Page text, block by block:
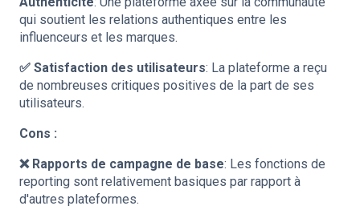
qui soutient les relations authentiques entre les
influenceurs et les marques.
✅ Satisfaction des utilisateurs: La plateforme a reçu
de nombreuses critiques positives de la part de ses
utilisateurs.
Cons :
❌ Rapports de campagne de base: Les fonctions de
reporting sont relativement basiques par rapport à
d'autres plateformes.